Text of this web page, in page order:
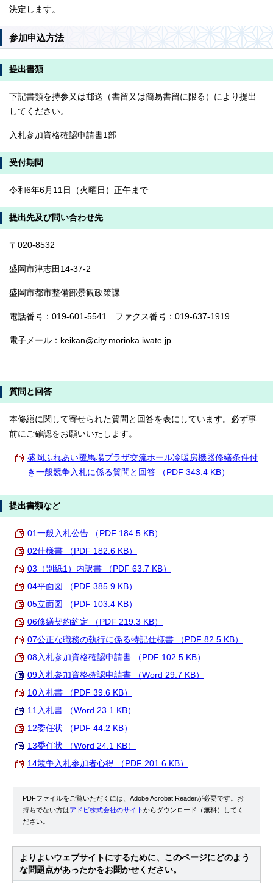
決定します。
参加申込方法
提出書類
下記書類を持参又は郵送（書留又は簡易書留に限る）により提出
してください。
入札参加資格確認申請書1部
受付期間
令和6年6月11日（火曜日）正午まで
提出先及び問い合わせ先
〒020-8532
盛岡市津志田14-37-2
盛岡市都市整備部景観政策課
電話番号：019-601-5541 ファクス番号：019-637-1919
電子メール：keikan@city.morioka.iwate.jp
質問と回答
本修繕に関して寄せられた質問と回答を表にしています。必ず事
前にご確認をお願いいたします。
盛岡ふれあい覆馬場プラザ交流ホール冷暖房機器修繕条件付
き一般競争入札に係る質問と回答 （PDF 343.4 KB）
提出書類など
01一般入札公告 （PDF 184.5 KB）
02仕様書 （PDF 182.6 KB）
03（別紙1）内訳書 （PDF 63.7 KB）
04平面図 （PDF 385.9 KB）
05立面図 （PDF 103.4 KB）
06修繕契約約定 （PDF 219.3 KB）
07公正な職務の執行に係る特記仕様書 （PDF 82.5 KB）
08入札参加資格確認申請書 （PDF 102.5 KB）
09入札参加資格確認申請書 （Word 29.7 KB）
10入札書 （PDF 39.6 KB）
11入札書 （Word 23.1 KB）
12委任状 （PDF 44.2 KB）
13委任状 （Word 24.1 KB）
14競争入札参加者心得 （PDF 201.6 KB）
PDFファイルをご覧いただくには、Adobe Acrobat Readerが必要です。お
持ちでない方はアドビ株式会社のサイトからダウンロード（無料）してく
ださい。
よりよいウェブサイトにするために、このページにどのよう
な問題点があったかをお聞かせください。